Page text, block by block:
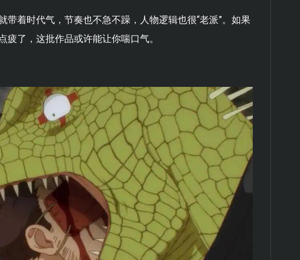
带着时代气，节奏也不急不躁，人物逻辑也很“老派”。如果
疲了，这批作品或许能让你喘口气。